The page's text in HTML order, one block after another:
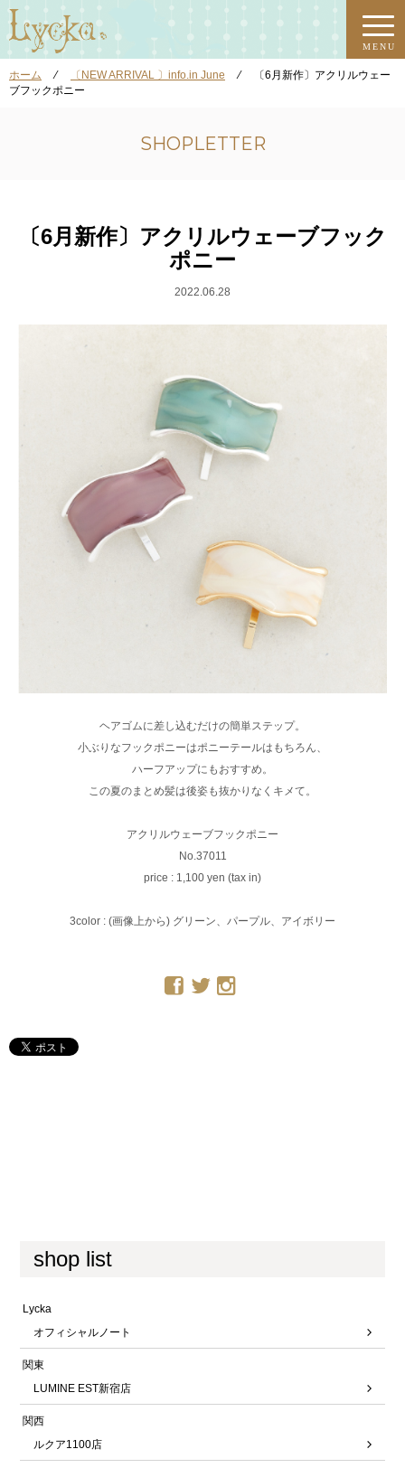
MENU
ホーム ⁄ 〔NEW ARRIVAL 〕info.in June ⁄
〔6月新作〕アクリルウェー
ブフックポニー
SHOPLETTER
〔6月新作〕アクリルウェーブフック
ポニー
2022.06.28
ヘアゴムに差し込むだけの簡単ステップ。
小ぶりなフックポニーはポニーテールはもちろん、
ハーフアップにもおすすめ。
この夏のまとめ髪は後姿も抜かりなくキメて。
アクリルウェーブフックポニー
No.37011
price : 1,100 yen (tax in)
3color : (画像上から) グリーン、パープル、アイボリー
shop list
Lycka
オフィシャルノート
関東
LUMINE EST新宿店
関西
ルクア1100店